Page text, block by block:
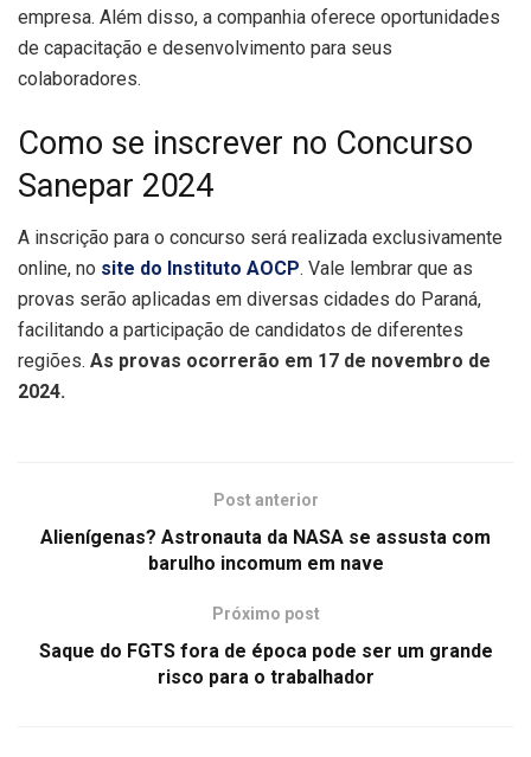
empresa. Além disso, a companhia oferece oportunidades
de capacitação e desenvolvimento para seus
colaboradores.
Como se inscrever no Concurso
Sanepar 2024
A inscrição para o concurso será realizada exclusivamente
online, no site do Instituto AOCP. Vale lembrar que as
provas serão aplicadas em diversas cidades do Paraná,
facilitando a participação de candidatos de diferentes
regiões. As provas ocorrerão em 17 de novembro de
2024.
Post anterior
Alienígenas? Astronauta da NASA se assusta com
barulho incomum em nave
Próximo post
Saque do FGTS fora de época pode ser um grande
risco para o trabalhador